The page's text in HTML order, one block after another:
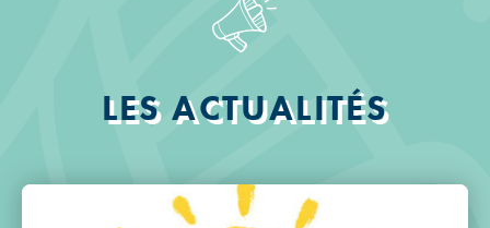
LES ACTUALITÉS